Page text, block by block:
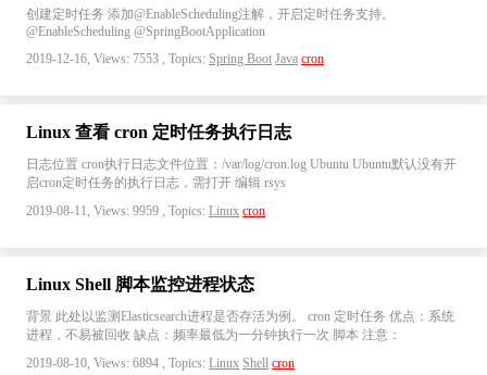
创建定时任务 添加@EnableScheduling注解，开启定时任务支持。
@EnableScheduling @SpringBootApplication
2019-12-16, Views: 7553 , Topics: Spring Boot Java cron
Linux 查看 cron 定时任务执行日志
日志位置 cron执行日志文件位置：/var/log/cron.log Ubuntu Ubuntu默认没有开
启cron定时任务的执行日志，需打开 编辑 rsys
2019-08-11, Views: 9959 , Topics: Linux cron
Linux Shell 脚本监控进程状态
背景 此处以监测Elasticsearch进程是否存活为例。 cron 定时任务 优点：系统
进程，不易被回收 缺点：频率最低为一分钟执行一次 脚本 注意：
2019-08-10, Views: 6894 , Topics: Linux Shell cron